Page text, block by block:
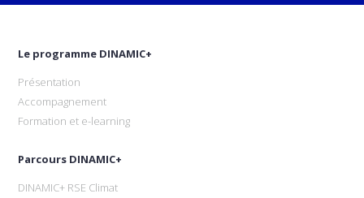
Le programme DINAMIC+
Présentation
Accompagnement
Formation et e-learning
Parcours DINAMIC+
DINAMIC+ RSE Climat